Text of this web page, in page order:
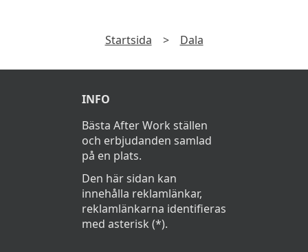
Startsida > Dala
INFO
Bästa After Work ställen
och erbjudanden samlad
på en plats.
Den här sidan kan
innehålla reklamlänkar,
reklamlänkarna identifieras
med asterisk (*).